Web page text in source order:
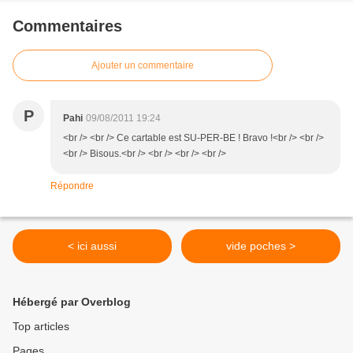
Commentaires
Ajouter un commentaire
P Pahi 09/08/2011 19:24
<br /> <br /> Ce cartable est SU-PER-BE ! Bravo !<br /> <br />
<br /> Bisous.<br /> <br /> <br /> <br />
Répondre
< ici aussi vide poches >
Hébergé par Overblog
Top articles